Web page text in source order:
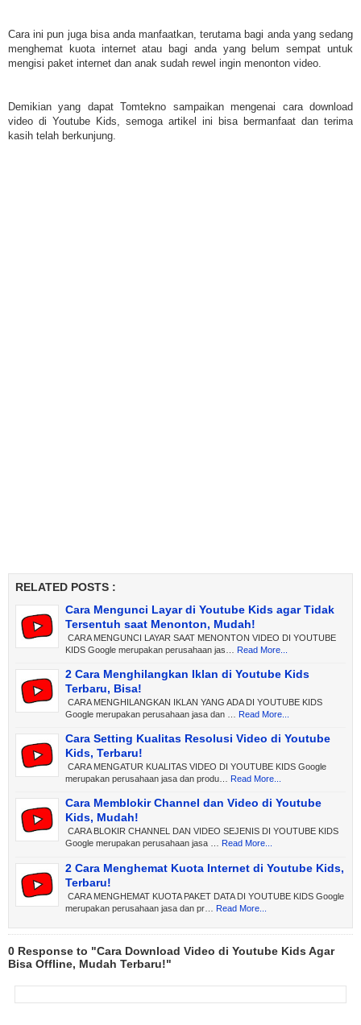
Cara ini pun juga bisa anda manfaatkan, terutama bagi anda yang sedang
menghemat kuota internet atau bagi anda yang belum sempat untuk
mengisi paket internet dan anak sudah rewel ingin menonton video.
Demikian yang dapat Tomtekno sampaikan mengenai cara download
video di Youtube Kids, semoga artikel ini bisa bermanfaat dan terima
kasih telah berkunjung.
RELATED POSTS :
Cara Mengunci Layar di Youtube Kids agar Tidak
Tersentuh saat Menonton, Mudah!
CARA MENGUNCI LAYAR SAAT MENONTON VIDEO DI YOUTUBE
KIDS Google merupakan perusahaan jas…
Read More...
2 Cara Menghilangkan Iklan di Youtube Kids
Terbaru, Bisa!
CARA MENGHILANGKAN IKLAN YANG ADA DI YOUTUBE KIDS
Google merupakan perusahaan jasa dan …
Read More...
Cara Setting Kualitas Resolusi Video di Youtube
Kids, Terbaru!
CARA MENGATUR KUALITAS VIDEO DI YOUTUBE KIDS Google
merupakan perusahaan jasa dan produ…
Read More...
Cara Memblokir Channel dan Video di Youtube
Kids, Mudah!
CARA BLOKIR CHANNEL DAN VIDEO SEJENIS DI YOUTUBE KIDS
Google merupakan perusahaan jasa …
Read More...
2 Cara Menghemat Kuota Internet di Youtube Kids,
Terbaru!
CARA MENGHEMAT KUOTA PAKET DATA DI YOUTUBE KIDS Google
merupakan perusahaan jasa dan pr…
Read More...
0 Response to "Cara Download Video di Youtube Kids Agar
Bisa Offline, Mudah Terbaru!"